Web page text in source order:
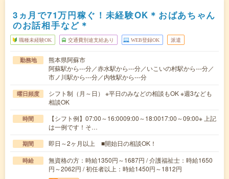
3ヵ月で71万円稼ぐ！未経験OK＊おばあちゃん
のお話相手など＊
職種未経験OK 交通費別途支給あり WEB登録OK 派遣
勤務地
熊本県阿蘇市
阿蘇駅から---分／赤水駅から---分／いこいの村駅から---分／
市ノ川駅から---分／内牧駅から---分
曜日頻度
シフト制（月～日） ※平日のみなどの相談もOK ※週3なども
相談OK
時間
【シフト例】07:00～16:0009:00～18:0017:00～09:00※ 上記
は一例です！そ…
期間 即日～2ヶ月以上 ■開始日の相談OK！
時給
無資格の方：時給1350円～1687円 / 介護福祉士：時給1650
円～2062円 / 初任者以上：時給1450円～1812円